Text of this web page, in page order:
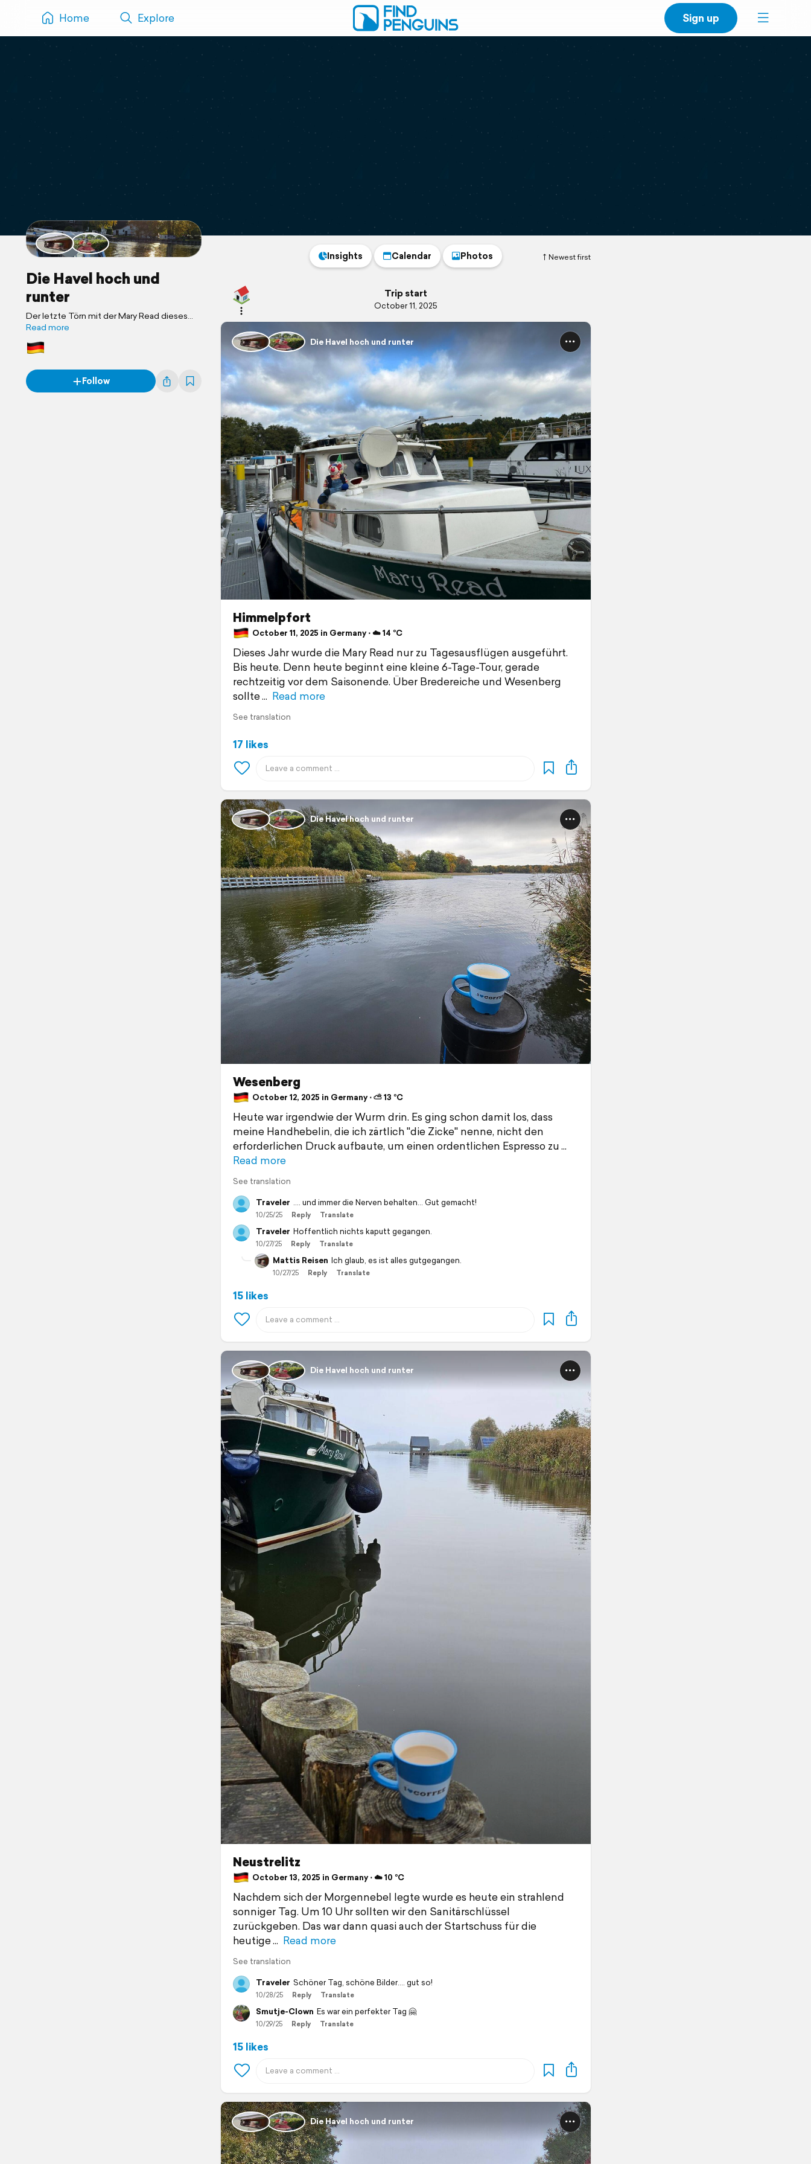
Home Explore Sign up
Die Havel hoch und
runter
Der letzte Törn mit der Mary Read dieses
Jahr führt uns erst nach Neustrelitz und dann
zum Winterlager nach Liebenwalde
Read more
Follow
Newest first
Insights Calendar Photos
Trip start
October 11, 2025
Die Havel hoch und runter
Himmelpfort
October 11, 2025 in Germany ⋅ ☁️ 14 °C
Dieses Jahr wurde die Mary Read nur zu Tagesausflügen ausgeführt.
Bis heute. Denn heute beginnt eine kleine 6-Tage-Tour, gerade
rechtzeitig vor dem Saisonende. Über Bredereiche und Wesenberg
sollte
Read more
See translation
17 likes
Die Havel hoch und runter
Wesenberg
October 12, 2025 in Germany ⋅ ⛅ 13 °C
Heute war irgendwie der Wurm drin. Es ging schon damit los, dass
meine Handhebelin, die ich zärtlich "die Zicke" nenne, nicht den
erforderlichen Druck aufbaute, um einen ordentlichen Espresso zu
Read more
See translation
Traveler .... und immer die Nerven behalten... Gut gemacht!
10/25/25 Reply Translate
Traveler Hoffentlich nichts kaputt gegangen.
10/27/25 Reply Translate
Mattis Reisen Ich glaub, es ist alles gutgegangen.
10/27/25 Reply Translate
15 likes
Die Havel hoch und runter
Neustrelitz
October 13, 2025 in Germany ⋅ ☁️ 10 °C
Nachdem sich der Morgennebel legte wurde es heute ein strahlend
sonniger Tag. Um 10 Uhr sollten wir den Sanitärschlüssel
zurückgeben. Das war dann quasi auch der Startschuss für die
heutige
Read more
See translation
Traveler Schöner Tag, schöne Bilder.... gut so!
10/28/25 Reply Translate
Smutje-Clown Es war ein perfekter Tag 🤗
10/29/25 Reply Translate
15 likes
Die Havel hoch und runter